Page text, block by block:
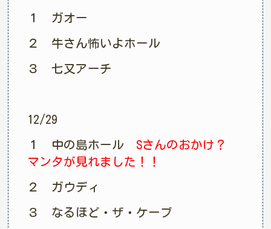
１ ガオー
２ 牛さん怖いよホール
３ 七又アーチ
12/29
１ 中の島ホール Sさんのおかけ？
マンタが見れました！！
２ ガウディ
３ なるほど・ザ・ケーブ